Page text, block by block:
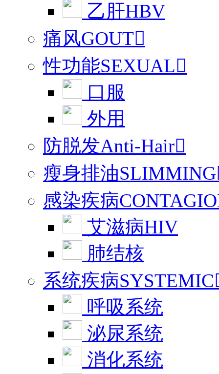
乙肝HBV
痛风GOUT
性功能SEXUAL
口服
外用
防脱发Anti-Hair
瘦身排油SLIMMING
感染疾病
艾滋病HIV
肺结核
系统疾病SYSTEMIC
呼吸系统
泌尿系统
消化系统